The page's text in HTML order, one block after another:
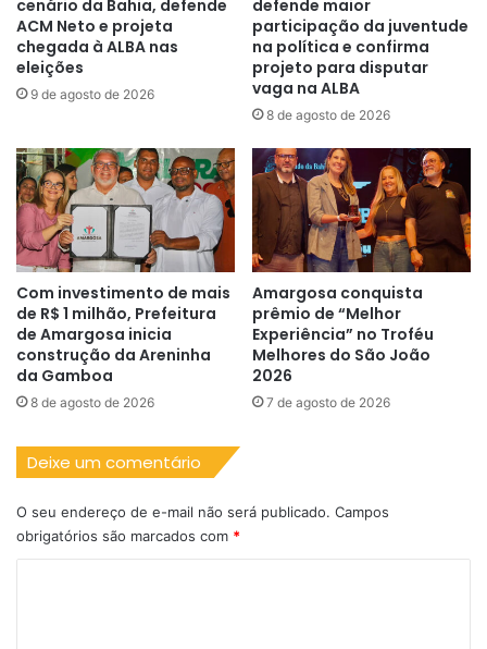
cenário da Bahia, defende
ACM Neto e projeta
chegada à ALBA nas
eleições
9 de agosto de 2026
defende maior
participação da juventude
na política e confirma
projeto para disputar
vaga na ALBA
8 de agosto de 2026
Com investimento de mais
de R$ 1 milhão, Prefeitura
de Amargosa inicia
construção da Areninha
da Gamboa
8 de agosto de 2026
Amargosa conquista
prêmio de “Melhor
Experiência” no Troféu
Melhores do São João
2026
7 de agosto de 2026
Deixe um comentário
O seu endereço de e-mail não será publicado. Campos
obrigatórios são marcados com *